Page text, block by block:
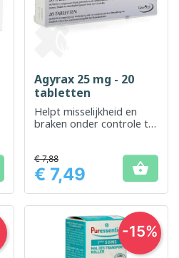
Agyrax 25 mg - 20
tabletten
Helpt misselijkheid en
braken onder controle te
onderweg
Prijs
€ 7,88
€ 7,49 
-15%